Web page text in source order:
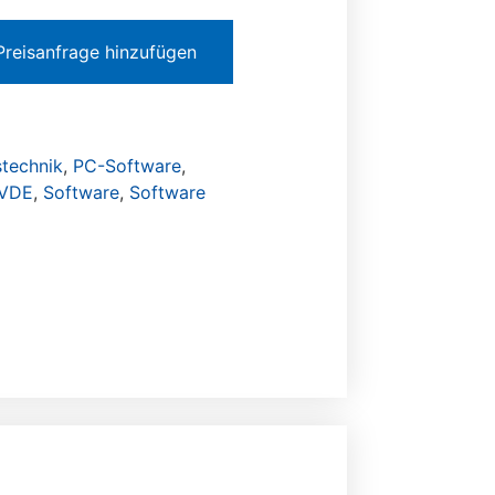
hinzufügen
, PC-Software,
, Software, Software